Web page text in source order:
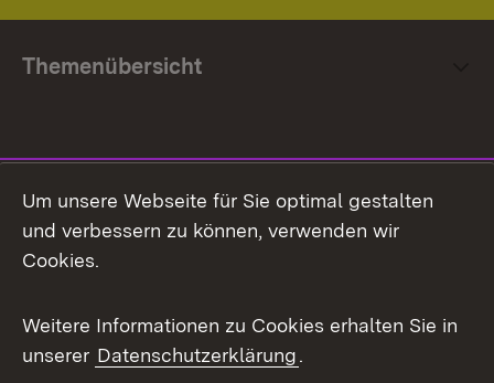
Themenübersicht
Facebook
X / Twitter
Youtube
Um unsere Webseite für Sie optimal gestalten
und verbessern zu können, verwenden wir
Cookies.
Weitere Informationen zu Cookies erhalten Sie in
unserer Datenschutzerklärung.